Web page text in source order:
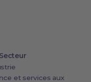
et services aux